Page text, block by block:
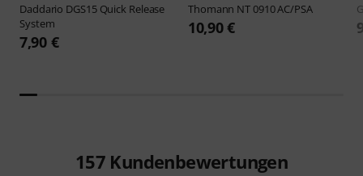
Daddario DGS15 Quick Release
System
7,90 €
Thomann NT 0910 AC/PSA
10,90 €
157 Kundenbewertungen